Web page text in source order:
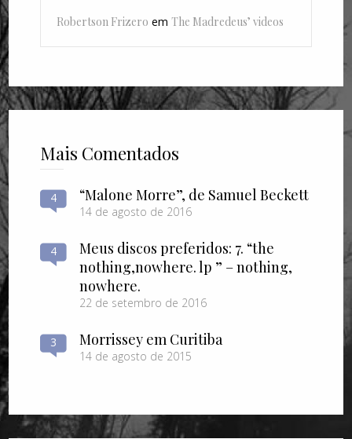
Robertson Frizero emThe Madredeus’ videos
Mais Comentados
4 “Malone Morre”, de Samuel Beckett
14 de agosto de 2016
4
Meus discos preferidos: 7. “the
nothing​,​nowhere. lp ” – nothing​,​
nowhere.
22 de setembro de 2016
3 Morrissey em Curitiba
14 de agosto de 2015